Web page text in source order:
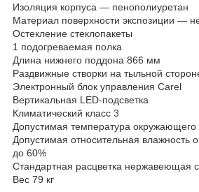
Изоляция корпуса — пенополиуретан
Материал поверхности экспозиции —
Остекление стеклопакеты
1 подогреваемая полка
Длина нижнего поддона 866 мм
Раздвижные створки на тыльной
Электронный блок управления Carel
Вертикальная LED-подсветка
Климатический класс 3
Допустимая температура окружающего
Допустимая относительная влажность
до 60%
Стандартная расцветка нержавеющая
Вес 79 кг